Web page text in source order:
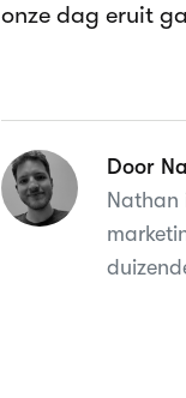
onze dag eruit
Door
Nathan